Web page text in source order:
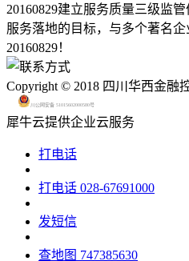
20160829建立服务质量三级监
服务落地的目标，与多个著名
20160829！
Copyright © 2018 四川华西金融
川公网安备 51015602000580号
犀牛云提供企业云服务
打电话
打电话 028-67691000
发短信
查地图 747385630